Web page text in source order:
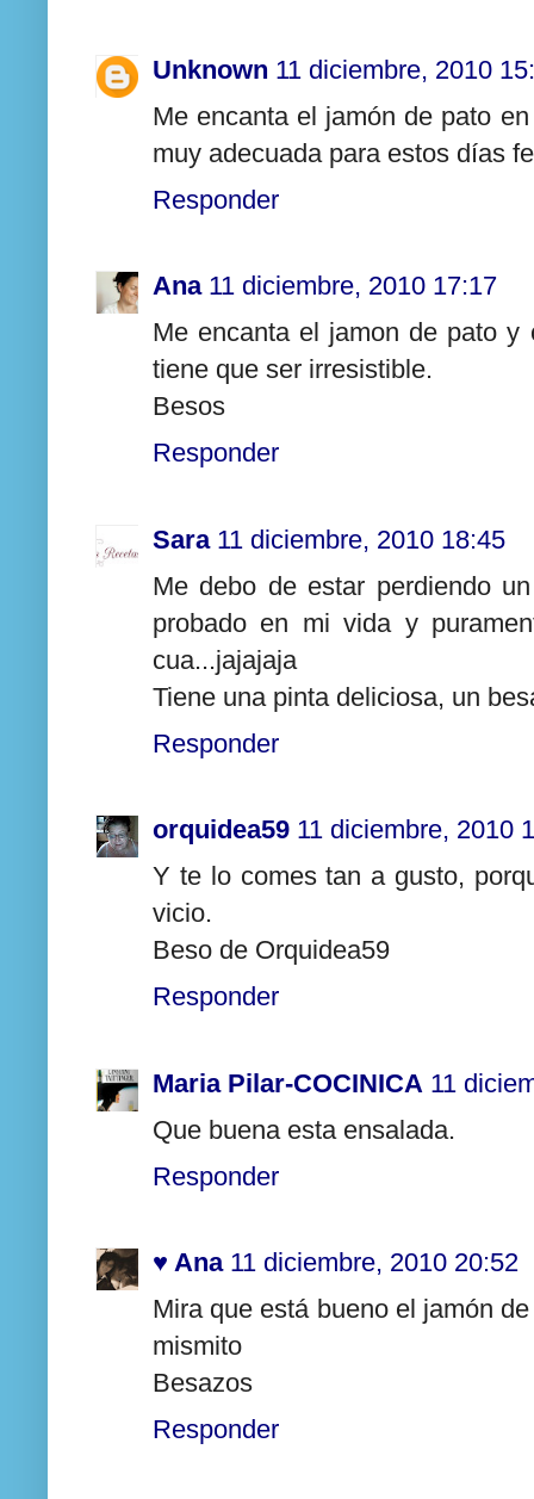
Unknown 11 diciembre, 2010
Me encanta el jamón de pato
muy adecuada para estos días
Responder
Ana 11 diciembre, 2010 17:17
Me encanta el jamon de pato
tiene que ser irresistible.
Besos
Responder
Sara 11 diciembre, 2010 18:45
Me debo de estar perdiendo
probado en mi vida y
cua...jajajaja
Tiene una pinta deliciosa, un
Responder
orquidea59 11 diciembre, 2010
Y te lo comes tan a gusto,
vicio.
Beso de Orquidea59
Responder
Maria Pilar-COCINICA 11
Que buena esta ensalada.
Responder
♥ Ana 11 diciembre, 2010 20:52
Mira que está bueno el jamón
mismito
Besazos
Responder